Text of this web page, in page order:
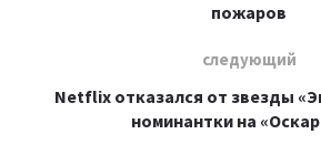
пожаров
следующий
Netflix отказался от звезды
номинантки на «Оскар